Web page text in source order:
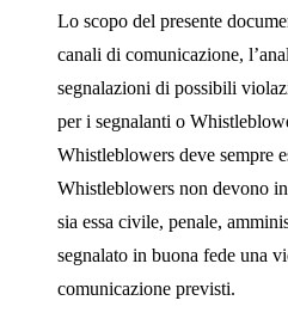
Lo scopo del presente
canali di comunicazione,
segnalazioni di possibili
per i segnalanti o
Whistleblowers deve sempre
Whistleblowers non devono
sia essa civile, penale,
segnalato in buona fede una
comunicazione previsti.